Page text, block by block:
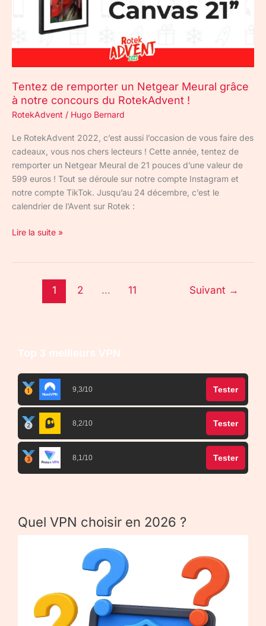
Tentez de remporter un Netgear Meural grâce
à notre concours du RotekAdvent !
RotekAdvent / Hugo Bernard
Le RotekAdvent 2022, c’est aussi l’occasion de vous faire des
cadeaux, vous nos chers lecteurs ! Cette année, tentez de
remporter un Netgear Meural de 21 pouces d’une valeur de
599 euros ! Tout se déroule sur notre compte Instagram et
notre compte TikTok. Jusqu’au 24 décembre, c’est le
calendrier de l’Avent sur Rotek :
notre
RotekAdvent
!
Lire la suite »
1 2 … 11 Suivant →
Top 3 meilleurs VPN
9,3/10 Tester
8,2/10 Tester
8,1/10 Tester
Quel VPN choisir en 2026 ?